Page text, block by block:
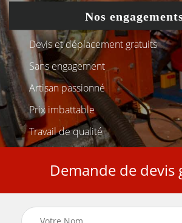
Nos
Devis et déplacement gratuits
Sans engagement
Artisan passionné
Prix imbattable
Travail de qualité
Demande de devis